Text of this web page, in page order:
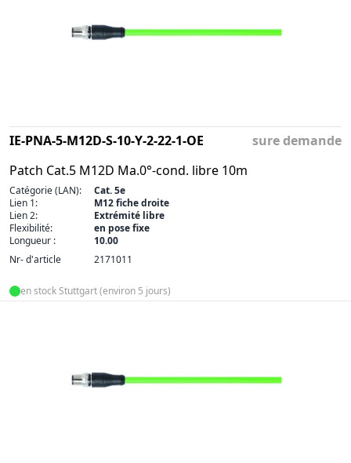
IE-PNA-5-M12D-S-10-Y-2-22-1-OE
Patch Cat.5 M12D Ma.0°-cond. libre 10m
sure demande
Catégorie (LAN):
Cat. 5e
Lien 1:
M12 fiche droite
Lien 2:
Extrémité libre
Flexibilité:
en pose fixe
Longueur :
10.00
Nr- d'article
2171011
en stock Stuttgart (environ 5 jours)